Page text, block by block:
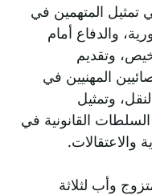
تمثيل المتهمين في
والدفاع أمام
وتقديم
المهنيين في
وتمثيل
القانونية في
والاعتقالات.
وأب لثلاثة